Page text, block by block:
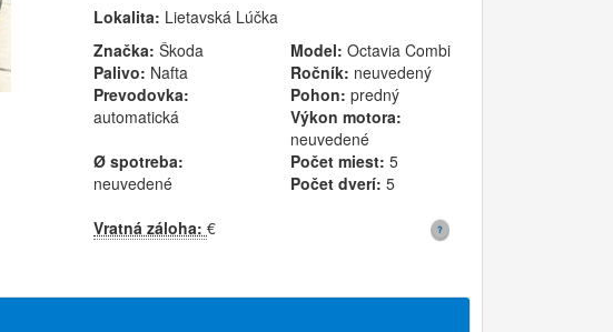
Lokalita: Lietavská Lúčka
Značka: Škoda Model: Octavia Combi
Palivo: Nafta Ročník: neuvedený
Prevodovka:
automatická
Pohon: predný
Výkon motora:
neuvedené
Ø spotreba:
neuvedené
Počet miest: 5
Počet dverí: 5
Vratná záloha: €